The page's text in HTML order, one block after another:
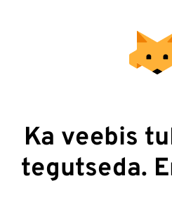
Ka veebis
tegutseda.